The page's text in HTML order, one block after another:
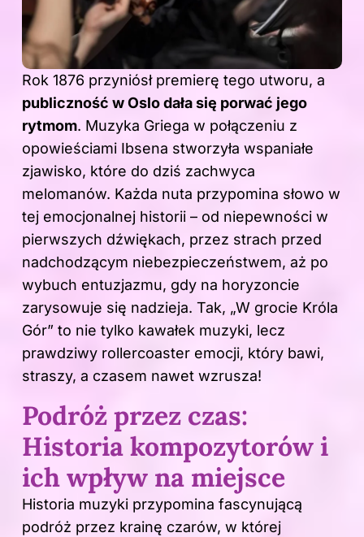
Rok 1876 przyniósł premierę tego utworu, a
publiczność w Oslo dała się porwać jego
rytmom. Muzyka Griega w połączeniu z
opowieściami Ibsena stworzyła wspaniałe
zjawisko, które do dziś zachwyca
melomanów. Każda nuta przypomina słowo w
tej emocjonalnej historii – od niepewności w
pierwszych dźwiękach, przez strach przed
nadchodzącym niebezpieczeństwem, aż po
wybuch entuzjazmu, gdy na horyzoncie
zarysowuje się nadzieja. Tak, „W grocie Króla
Gór” to nie tylko kawałek muzyki, lecz
prawdziwy rollercoaster emocji, który bawi,
straszy, a czasem nawet wzrusza!
Podróż przez czas:
Historia kompozytorów i
ich wpływ na miejsce
Historia muzyki przypomina fascynującą
podróż przez krainę czarów, w której